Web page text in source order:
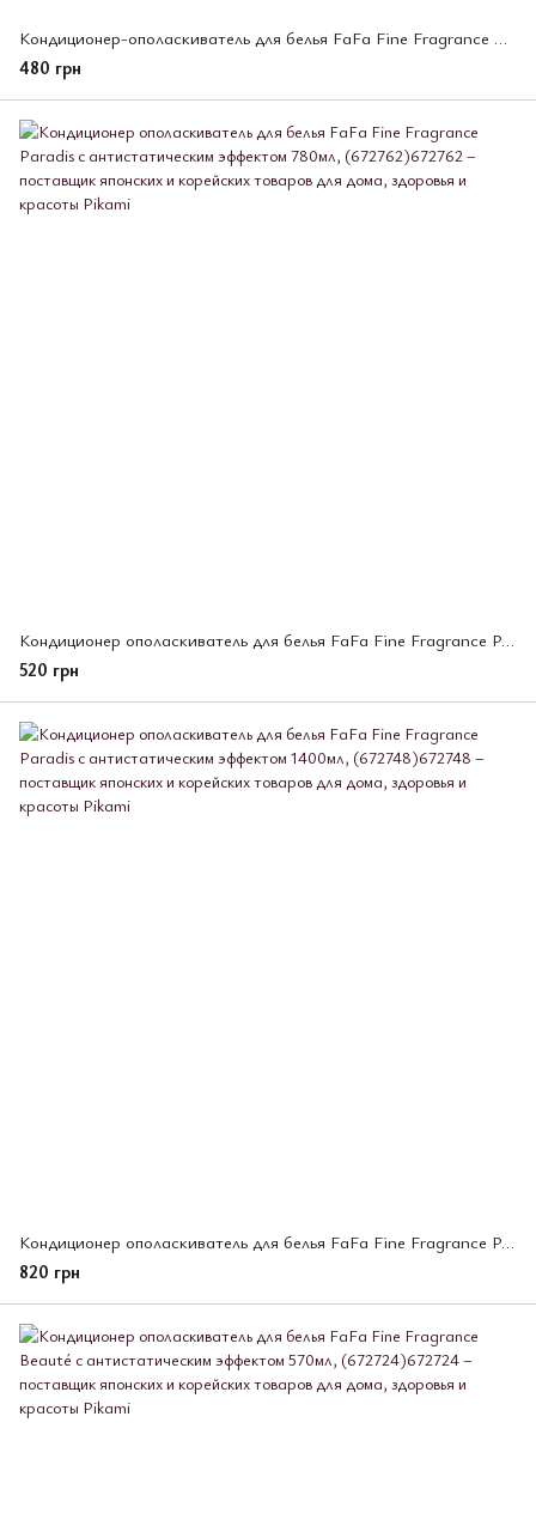
Кондиционер-ополаскиватель для белья FaFa Fine Fragrance Homme с антистатическим эффектом, 570 мл, (672809)
480 грн
Кондиционер ополаскиватель для белья FaFa Fine Fragrance Paradis с антистатическим эффектом 780мл, (672762)
520 грн
Кондиционер ополаскиватель для белья FaFa Fine Fragrance Paradis с антистатическим эффектом 1400мл, (672748)
820 грн